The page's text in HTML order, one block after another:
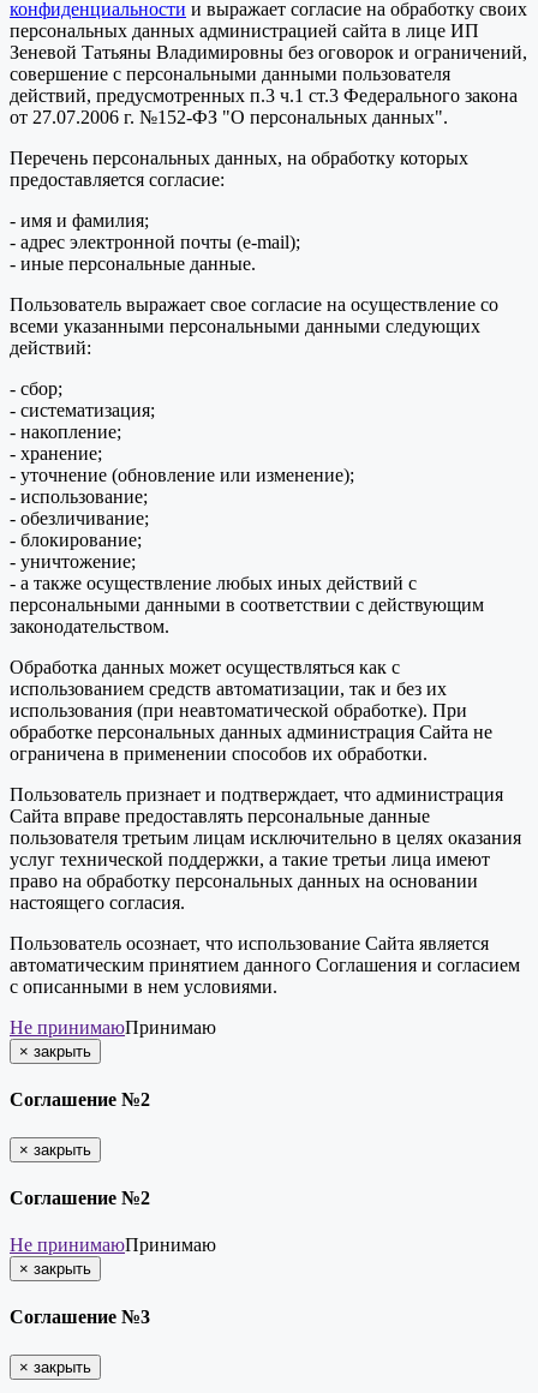
конфиденциальности и выражает согласие на обработку своих
персональных данных администрацией сайта в лице ИП
Зеневой Татьяны Владимировны без оговорок и ограничений,
совершение с персональными данными пользователя
действий, предусмотренных п.3 ч.1 ст.3 Федерального закона
от 27.07.2006 г. №152-ФЗ "О персональных данных".
Перечень персональных данных, на обработку которых
предоставляется согласие:
- имя и фамилия;
- адрес электронной почты (e-mail);
- иные персональные данные.
Пользователь выражает свое согласие на осуществление со
всеми указанными персональными данными следующих
действий:
- сбор;
- систематизация;
- накопление;
- хранение;
- уточнение (обновление или изменение);
- использование;
- обезличивание;
- блокирование;
- уничтожение;
- а также осуществление любых иных действий с
персональными данными в соответствии с действующим
законодательством.
Обработка данных может осуществляться как с
использованием средств автоматизации, так и без их
использования (при неавтоматической обработке). При
обработке персональных данных администрация Сайта не
ограничена в применении способов их обработки.
Пользователь признает и подтверждает, что администрация
Сайта вправе предоставлять персональные данные
пользователя третьим лицам исключительно в целях оказания
услуг технической поддержки, а такие третьи лица имеют
право на обработку персональных данных на основании
настоящего согласия.
Пользователь осознает, что использование Сайта является
автоматическим принятием данного Соглашения и согласием
с описанными в нем условиями.
Не принимаюПринимаю
× закрыть
Соглашение №2
× закрыть
Соглашение №2
Не принимаюПринимаю
× закрыть
Соглашение №3
× закрыть